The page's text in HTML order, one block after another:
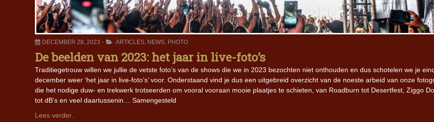
DECEMBER 28, 2023 ARTICLES, NEWS, PHOTO
De beelden van 2023: het jaar in live-foto’s
Traditiegetrouw willen we jullie de vetste foto’s van de shows die we in 2023 bezochten niet onthouden en dus schotelen we je
december weer ‘het jaar in live-foto’s’ voor. Onderstaand vind je dus een uitgebreid overzicht van de noeste arbeid van onze
die het nodige duw- en trekwerk trotseerden om vooral vooraan mooie plaatjes te schieten, van Roadburn tot Desertfest, Ziggo
tot dB’s en veel daartussenin… Samengesteld
Lees verder..